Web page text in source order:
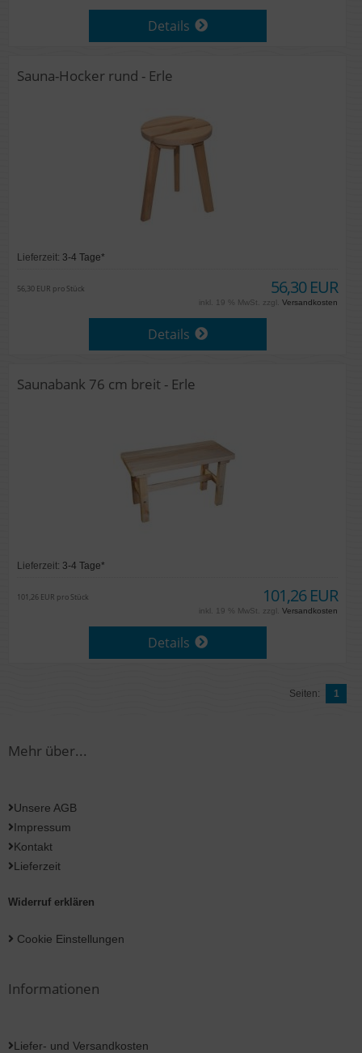
Details
Sauna-Hocker rund - Erle
Lieferzeit: 3-4 Tage*
56,30 EUR
56,30 EUR pro Stück
inkl. 19 % MwSt. zzgl.Versandkosten
Details
Saunabank 76 cm breit - Erle
Lieferzeit: 3-4 Tage*
101,26 EUR
101,26 EUR pro Stück
inkl. 19 % MwSt. zzgl.Versandkosten
Details
Seiten: 1
Mehr über...
Unsere AGB
Impressum
Kontakt
Lieferzeit
Widerruf erklären
Cookie Einstellungen
Informationen
Liefer- und Versandkosten